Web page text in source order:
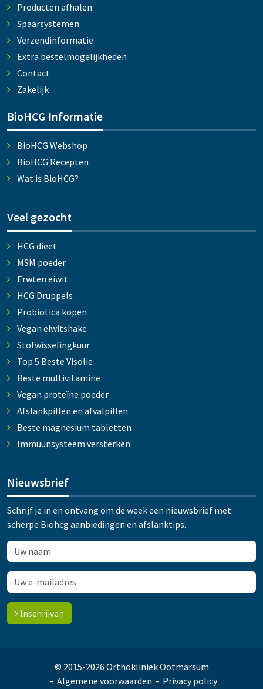
Producten afhalen
Spaarsystemen
Verzendinformatie
Extra bestelmogelijkheden
Contact
Zakelijk
BioHCG Informatie
BioHCG Webshop
BioHCG Recepten
Wat is BioHCG?
Veel gezocht
HCG dieet
MSM poeder
Erwten eiwit
HCG Druppels
Probiotica kopen
Vegan eiwitshake
Stofwisselingkuur
Top 5 Beste Visolie
Beste multivitamine
Vegan proteïne poeder
Afslankpillen en afvalpillen
Beste magnesium tabletten
Immuunsysteem versterken
Nieuwsbrief
Schrijf je in en ontvang om de week een nieuwsbrief met
scherpe Biohcg aanbiedingen en afslanktips.
Inschrijven
© 2015-2026 Orthokliniek Ootmarsum
Algemene voorwaarden
Privacy policy